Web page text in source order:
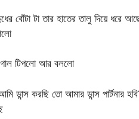
বোঁটা টা তার হাতের তালু দিয়ে
টিপলো আর বললো
ডান্স করছি তো আমার ডান্স পার্টনার